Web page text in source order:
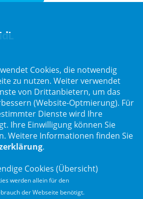
0
9
Cookies, die notwendig
zu nutzen. Weiter verwendet
von Drittanbietern, um das
(Website-Optmierung). Für
Dienste wird Ihre
Ihre Einwilligung können Sie
Weitere Informationen finden Sie
.
Cookies (Übersicht)
werden allein für den
der Webseite benötigt.